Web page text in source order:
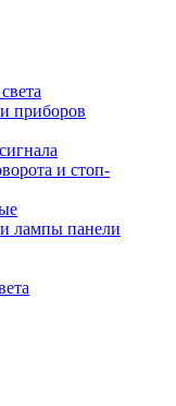
приборов
и стоп-
лампы панели